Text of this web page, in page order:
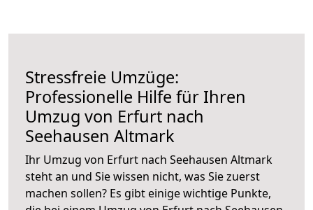
Stressfreie Umzüge:
Professionelle Hilfe für Ihren
Umzug von Erfurt nach
Seehausen Altmark
Ihr Umzug von Erfurt nach Seehausen Altmark
steht an und Sie wissen nicht, was Sie zuerst
machen sollen? Es gibt einige wichtige Punkte,